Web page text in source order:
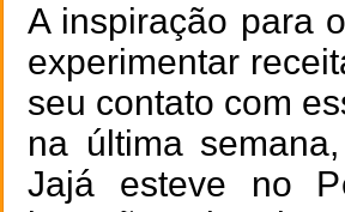
A inspiração para
experimentar
seu contato com
na última
Jajá esteve no